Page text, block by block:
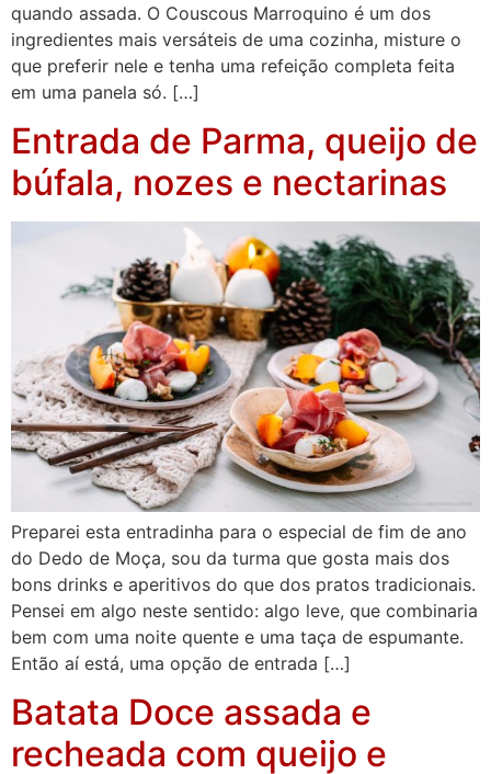
quando assada. O Couscous Marroquino é um dos
ingredientes mais versáteis de uma cozinha, misture o
que preferir nele e tenha uma refeição completa feita
em uma panela só. […]
Entrada de Parma, queijo de
búfala, nozes e nectarinas
Preparei esta entradinha para o especial de fim de ano
do Dedo de Moça, sou da turma que gosta mais dos
bons drinks e aperitivos do que dos pratos tradicionais.
Pensei em algo neste sentido: algo leve, que combinaria
bem com uma noite quente e uma taça de espumante.
Então aí está, uma opção de entrada […]
Batata Doce assada e
recheada com queijo e